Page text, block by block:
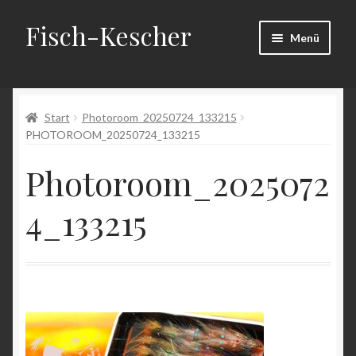
Zur
Navigation
Zum
Inhalt
Fisch-Kescher Menü
AGB
Impressum
Mein Konto
Start
Photoroom_20250724_133215
PHOTOROOM_20250724_133215
Photoroom_2025072
4_133215